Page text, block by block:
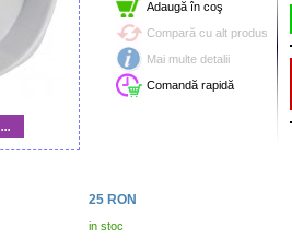
Adaugă în coş
Compară cu alt produs
Mai multe detalii
Comandă rapidă
25 RON
in stoc